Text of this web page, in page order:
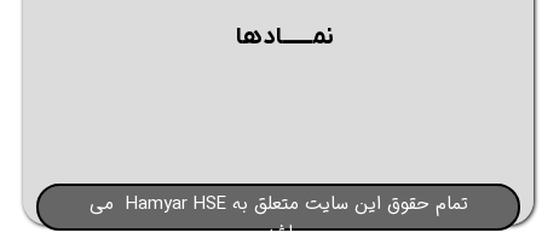
تمام حقوق این سایت متعلق به Hamyar HSE می
باشد​​​​​​​
نمــــــادها